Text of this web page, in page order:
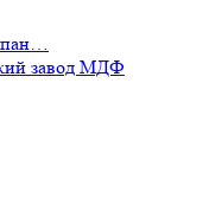
завод МДФ